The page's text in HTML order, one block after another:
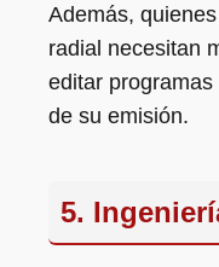
Además,
radial necesitan
editar
de su emisión.
5.